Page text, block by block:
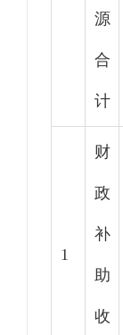
源
合
计
1
财
政
补
助
收